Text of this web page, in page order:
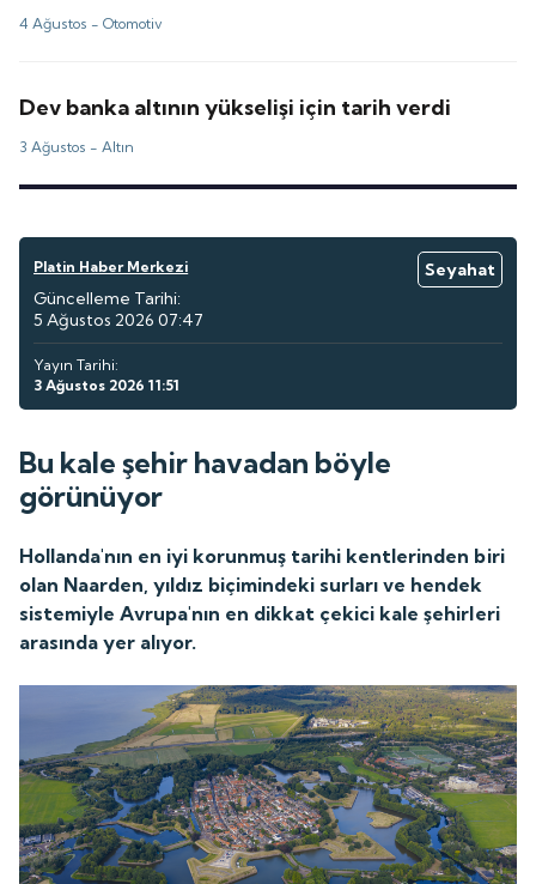
4 Ağustos -Otomotiv
Dev banka altının yükselişi için tarih verdi
3 Ağustos -Altın
Platin Haber Merkezi
Seyahat
Güncelleme Tarihi:
5 Ağustos 2026 07:47
Yayın Tarihi:
3 Ağustos 2026 11:51
Bu kale şehir havadan böyle
görünüyor
Hollanda'nın en iyi korunmuş tarihi kentlerinden biri
olan Naarden, yıldız biçimindeki surları ve hendek
sistemiyle Avrupa'nın en dikkat çekici kale şehirleri
arasında yer alıyor.